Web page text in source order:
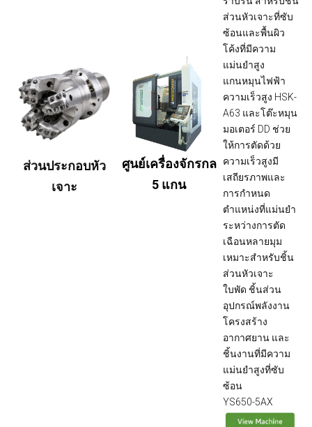
ส่วนประกอบหัว
เจาะ
ศูนย์เครื่องจักรกล
5 แกน
ส่วนหัวเจาะที่ซับ
ซ้อนและพื้นผิว
โค้งที่มีความ
แม่นยำสูง
แกนหมุนไฟฟ้า
ความเร็วสูง HSK-
A63 และโต๊ะหมุน
มอเตอร์ DD ช่วย
ให้การตัดด้วย
ความเร็วสูงมี
เสถียรภาพและ
การกำหนด
ตำแหน่งที่แม่นยำ
ระหว่างการตัด
เฉือนหลายมุม
เหมาะสำหรับชิ้น
ส่วนหัวเจาะ
ใบพัด ชิ้นส่วน
อุปกรณ์พลังงาน
โครงสร้าง
อากาศยาน และ
ชิ้นงานที่มีความ
แม่นยำสูงที่ซับ
ซ้อน
YS650-5AX